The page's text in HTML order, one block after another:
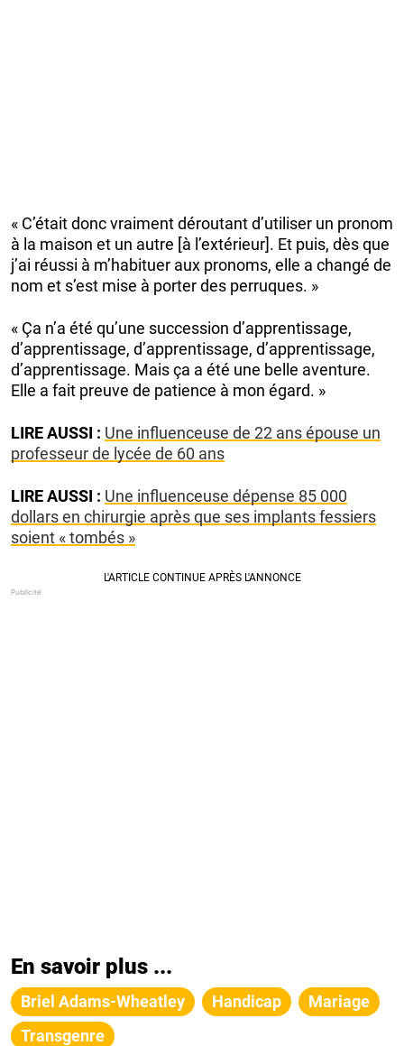
« C’était donc vraiment déroutant d’utiliser un pronom
à la maison et un autre [à l’extérieur]. Et puis, dès que
j’ai réussi à m’habituer aux pronoms, elle a changé de
nom et s’est mise à porter des perruques. »
« Ça n’a été qu’une succession d’apprentissage,
d’apprentissage, d’apprentissage, d’apprentissage,
d’apprentissage. Mais ça a été une belle aventure.
Elle a fait preuve de patience à mon égard. »
LIRE AUSSI : Une influenceuse de 22 ans épouse un
professeur de lycée de 60 ans
LIRE AUSSI : Une influenceuse dépense 85 000
dollars en chirurgie après que ses implants fessiers
soient « tombés »
En savoir plus ...
Briel Adams-Wheatley Handicap
Mariage
Transgenre